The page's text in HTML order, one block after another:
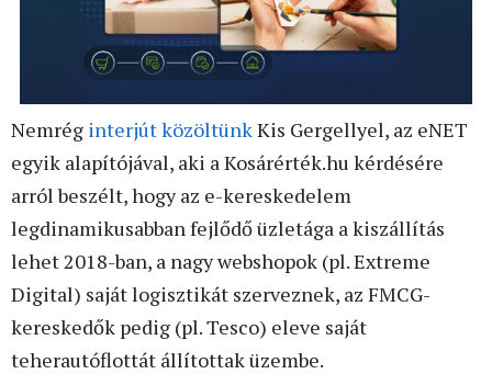
Nemrég interjút közöltünkKis Gergellyel, az eNET
egyik alapítójával, aki a Kosárérték.hu kérdésére
arról beszélt, hogy az e-kereskedelem
legdinamikusabban fejlődő üzletága a kiszállítás
lehet 2018-ban, a nagy webshopok (pl. Extreme
Digital) saját logisztikát szerveznek, az FMCG-
kereskedők pedig (pl. Tesco) eleve saját
teherautóflottát állítottak üzembe.